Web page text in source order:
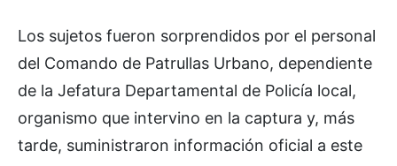
Los sujetos fueron sorprendidos por el personal
del Comando de Patrullas Urbano, dependiente
de la Jefatura Departamental de Policía local,
organismo que intervino en la captura y, más
tarde, suministraron información oficial a este